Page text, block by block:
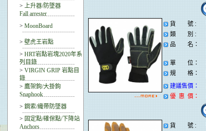
> 上升器/防墜器
Fall arrester
> MoonBoard
> 壁虎王岩點
> HRT岩點岩塊2020年系
列目錄
> VIRGIN GRIP 岩點目
錄
> 鷹架鉤/大掛鉤
Snaphook
> 鋼索/織帶防墜器
> 固定點/確保點/下降站
Anchors
貨 號 :
類 別 :
品 名：
單 位：
規 格：
建議售價：
優 惠 價：
貨 號 :